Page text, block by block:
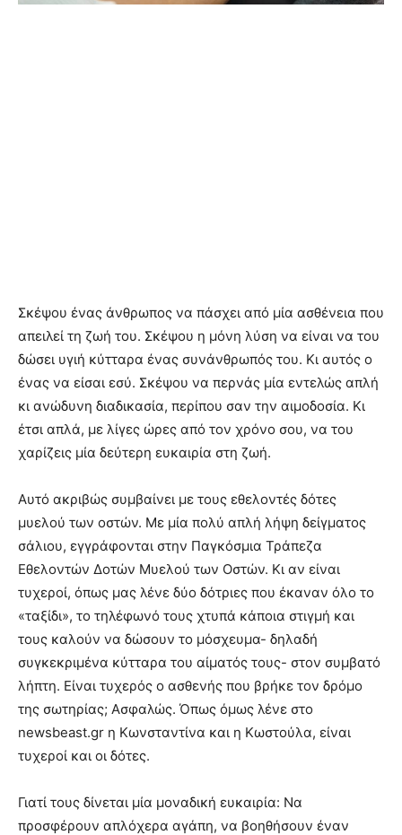
Σκέψου ένας άνθρωπος να πάσχει από μία ασθένεια που
απειλεί τη ζωή του. Σκέψου η μόνη λύση να είναι να του
δώσει υγιή κύτταρα ένας συνάνθρωπός του. Κι αυτός ο
ένας να είσαι εσύ. Σκέψου να περνάς μία εντελώς απλή
κι ανώδυνη διαδικασία, περίπου σαν την αιμοδοσία. Κι
έτσι απλά, με λίγες ώρες από τον χρόνο σου, να του
χαρίζεις μία δεύτερη ευκαιρία στη ζωή.
Αυτό ακριβώς συμβαίνει με τους εθελοντές δότες
μυελού των οστών. Με μία πολύ απλή λήψη δείγματος
σάλιου, εγγράφονται στην Παγκόσμια Τράπεζα
Εθελοντών Δοτών Μυελού των Οστών. Κι αν είναι
τυχεροί, όπως μας λένε δύο δότριες που έκαναν όλο το
«ταξίδι», το τηλέφωνό τους χτυπά κάποια στιγμή και
τους καλούν να δώσουν το μόσχευμα- δηλαδή
συγκεκριμένα κύτταρα του αίματός τους- στον συμβατό
λήπτη. Είναι τυχερός ο ασθενής που βρήκε τον δρόμο
της σωτηρίας; Ασφαλώς. Όπως όμως λένε στο
newsbeast.gr η Κωνσταντίνα και η Κωστούλα, είναι
τυχεροί και οι δότες.
Γιατί τους δίνεται μία μοναδική ευκαιρία: Να
προσφέρουν απλόχερα αγάπη, να βοηθήσουν έναν